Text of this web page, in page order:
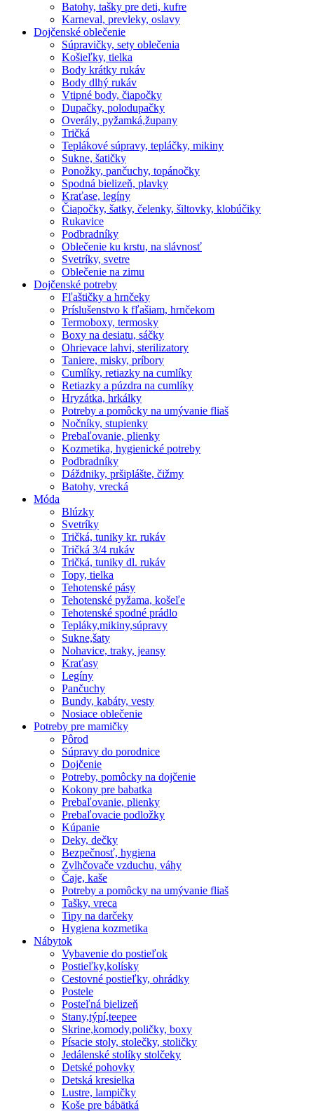
Batohy, tašky pre deti, kufre
Karneval, prevleky, oslavy
Dojčenské oblečenie
Súpravičky, sety oblečenia
Košieľky, tielka
Body krátky rukáv
Body dlhý rukáv
Vtipné body, čiapočky
Dupačky, polodupačky
Overály, pyžamká,župany
Tričká
Teplákové súpravy, tepláčky, mikiny
Sukne, šatičky
Ponožky, pančuchy, topánočky
Spodná bielizeň, plavky
Kraťase, legíny
Čiapočky, šatky, čelenky, šiltovky, klobúčiky
Rukavice
Podbradníky
Oblečenie ku krstu, na slávnosť
Svetríky, svetre
Oblečenie na zimu
Dojčenské potreby
Fľaštičky a hrnčeky
Príslušenstvo k fľašiam, hrnčekom
Termoboxy, termosky
Boxy na desiatu, sáčky
Ohrievace lahvi, sterilizatory
Taniere, misky, príbory
Cumlíky, retiazky na cumlíky
Retiazky a púzdra na cumlíky
Hryzátka, hrkálky
Potreby a pomôcky na umývanie fliaš
Nočníky, stupienky
Prebaľovanie, plienky
Kozmetika, hygienické potreby
Podbradníky
Dáždniky, pršiplášte, čižmy
Batohy, vrecká
Móda
Blúzky
Svetríky
Tričká, tuniky kr. rukáv
Tričká 3/4 rukáv
Tričká, tuniky dl. rukáv
Topy, tielka
Tehotenské pásy
Tehotenské pyžama, košeľe
Tehotenské spodné prádlo
Tepláky,mikiny,súpravy
Sukne,šaty
Nohavice, traky, jeansy
Kraťasy
Legíny
Pančuchy
Bundy, kabáty, vesty
Nosiace oblečenie
Potreby pre mamičky
Pôrod
Súpravy do porodnice
Dojčenie
Potreby, pomôcky na dojčenie
Kokony pre babatka
Prebaľovanie, plienky
Prebaľovacie podložky
Kúpanie
Deky, dečky
Bezpečnosť, hygiena
Zvlhčovače vzduchu, váhy
Čaje, kaše
Potreby a pomôcky na umývanie fliaš
Tašky, vreca
Tipy na darčeky
Hygiena kozmetika
Nábytok
Vybavenie do postieľok
Postieľky,kolísky
Cestovné postieľky, ohrádky
Postele
Posteľná bielizeň
Stany,týpí,teepee
Skrine,komody,poličky, boxy
Písacie stoly, stolečky, stoličky
Jedálenské stolíky stolčeky
Detské pohovky
Detská kresielka
Lustre, lampičky
Koše pre bábätká